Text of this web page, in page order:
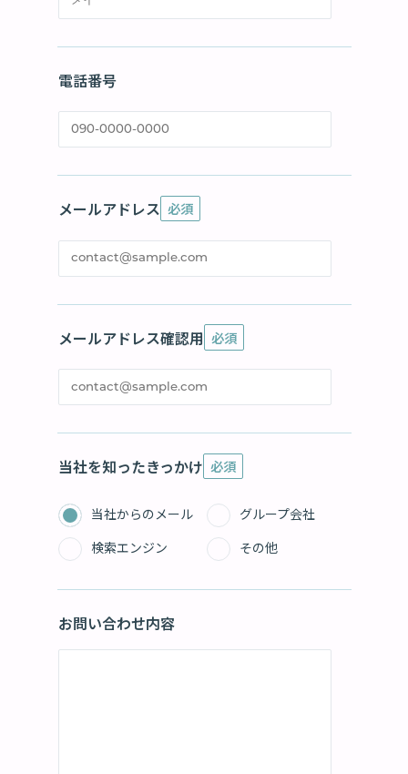
電話番号
メールアドレス 必須
メールアドレス確認用 必須
当社を知ったきっかけ 必須
当社からのメール
グループ会社
検索エンジン
その他
お問い合わせ内容